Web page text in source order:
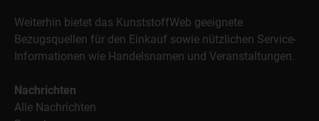
Weiterhin bietet das KunststoffWeb geeignete
Bezugsquellen für den Einkauf sowie nützlichen Service-
Informationen wie Handelsnamen und Veranstaltungen.
Nachrichten
Alle Nachrichten